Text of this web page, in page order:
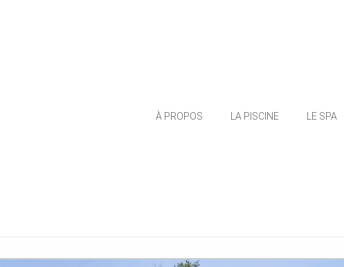
À PROPOS LA PISCINE LE SPA